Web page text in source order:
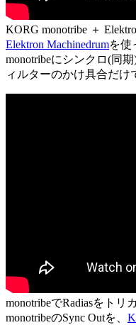
KORG monotribe ＋
Elektron Machinedrumを使
monotribeにシンクロ(同
ィルターのかけ具合だけ
monotribeでRadiasをトリ
monotribeのSync Outを、